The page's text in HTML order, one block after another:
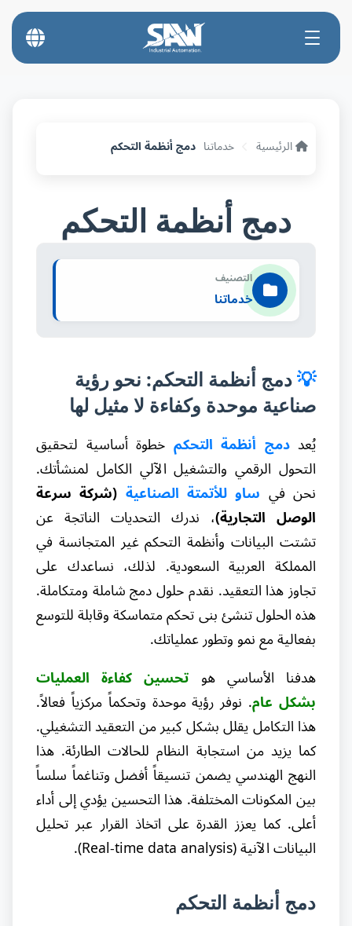
الرئيسية خدماتنا دمج أنظمة التحكم
دمج أنظمة التحكم
التصنيف
خدماتنا
💡دمج أنظمة التحكم: نحو رؤية
صناعية موحدة وكفاءة لا مثيل لها
يُعددمج أنظمة التحكم خطوة أساسية لتحقيق
التحول الرقمي والتشغيل الآلي الكامل لمنشأتك.
نحن في ساو للأتمتة الصناعية (شركة سرعة
الوصل التجارية)، ندرك التحديات الناتجة عن
تشتت البيانات وأنظمة التحكم غير المتجانسة في
المملكة العربية السعودية. لذلك، نساعدك على
تجاوز هذا التعقيد. نقدم حلول دمج شاملة ومتكاملة.
هذه الحلول تنشئ بنى تحكم متماسكة وقابلة للتوسع
بفعالية مع نمو وتطور عملياتك.
هدفنا الأساسي هو تحسين كفاءة العمليات
بشكل عام. نوفر رؤية موحدة وتحكماً مركزياً فعالاً.
هذا التكامل يقلل بشكل كبير من التعقيد التشغيلي.
كما يزيد من استجابة النظام للحالات الطارئة. هذا
النهج الهندسي يضمن تنسيقاً أفضل وتناغماً سلساً
بين المكونات المختلفة. هذا التحسين يؤدي إلى أداء
أعلى. كما يعزز القدرة على اتخاذ القرار عبر تحليل
البيانات الآنية (Real-time data analysis).
دمج أنظمة التحكم